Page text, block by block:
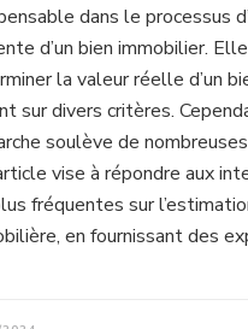
dans le processus
d’un bien immobilier.
la valeur réelle d’un
sur divers critères.
soulève de
vise à répondre aux
fréquentes sur
en fournissant des